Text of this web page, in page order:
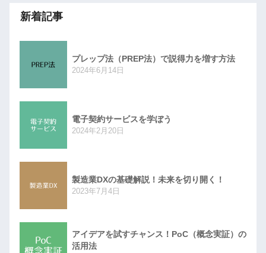
新着記事
プレップ法（PREP法）で説得力を増す方法
2024年6月14日
電子契約サービスを学ぼう
2024年2月20日
製造業DXの基礎解説！未来を切り開く！
2023年7月4日
アイデアを試すチャンス！PoC（概念実証）の
活用法